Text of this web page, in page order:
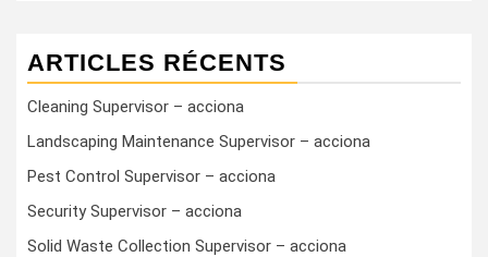
ARTICLES RÉCENTS
Cleaning Supervisor – acciona
Landscaping Maintenance Supervisor – acciona
Pest Control Supervisor – acciona
Security Supervisor – acciona
Solid Waste Collection Supervisor – acciona